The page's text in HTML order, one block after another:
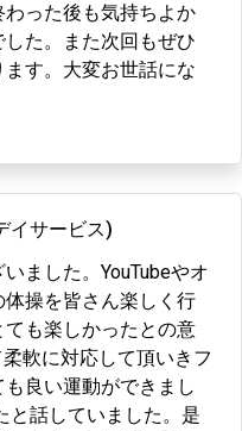
った後も気持ちよか
た。また次回もぜひ
す。大変お世話にな
イサービス)
ました。YouTubeやオ
操を皆さん楽しく行
も楽しかったとの意
軟に対応して頂いきフ
良い運動ができまし
と話していました。是